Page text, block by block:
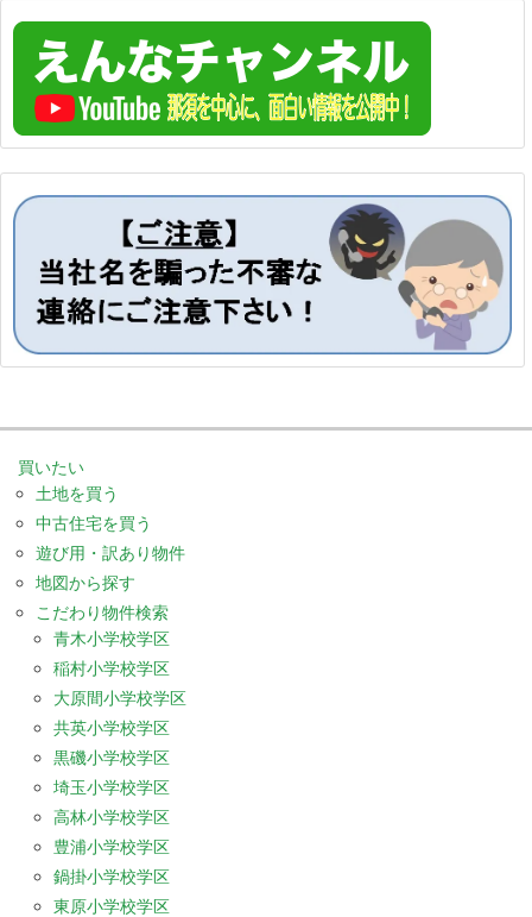
買いたい
土地を買う
中古住宅を買う
遊び用・訳あり物件
地図から探す
こだわり物件検索
青木小学校学区
稲村小学校学区
大原間小学校学区
共英小学校学区
黒磯小学校学区
埼玉小学校学区
高林小学校学区
豊浦小学校学区
鍋掛小学校学区
東原小学校学区